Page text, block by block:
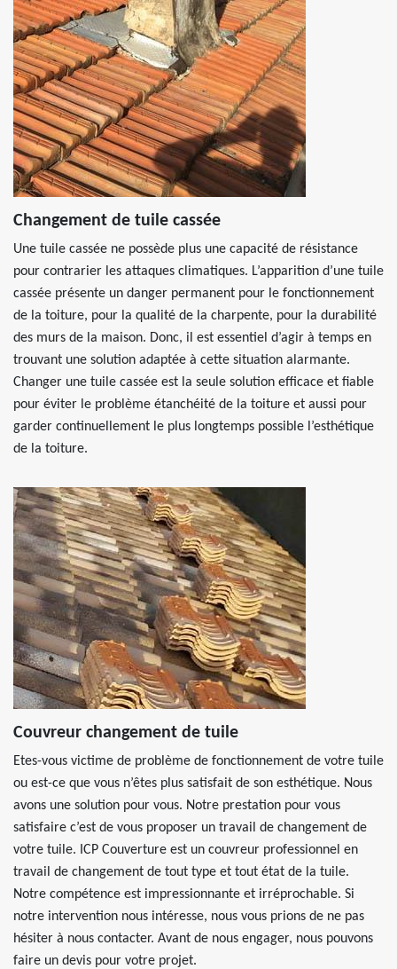
Changement de tuile cassée
Une tuile cassée ne possède plus une capacité de résistance
pour contrarier les attaques climatiques. L’apparition d’une tuile
cassée présente un danger permanent pour le fonctionnement
de la toiture, pour la qualité de la charpente, pour la durabilité
des murs de la maison. Donc, il est essentiel d’agir à temps en
trouvant une solution adaptée à cette situation alarmante.
Changer une tuile cassée est la seule solution efficace et fiable
pour éviter le problème étanchéité de la toiture et aussi pour
garder continuellement le plus longtemps possible l’esthétique
de la toiture.
Couvreur changement de tuile
Etes-vous victime de problème de fonctionnement de votre tuile
ou est-ce que vous n’êtes plus satisfait de son esthétique. Nous
avons une solution pour vous. Notre prestation pour vous
satisfaire c’est de vous proposer un travail de changement de
votre tuile. ICP Couverture est un couvreur professionnel en
travail de changement de tout type et tout état de la tuile.
Notre compétence est impressionnante et irréprochable. Si
notre intervention nous intéresse, nous vous prions de ne pas
hésiter à nous contacter. Avant de nous engager, nous pouvons
faire un devis pour votre projet.